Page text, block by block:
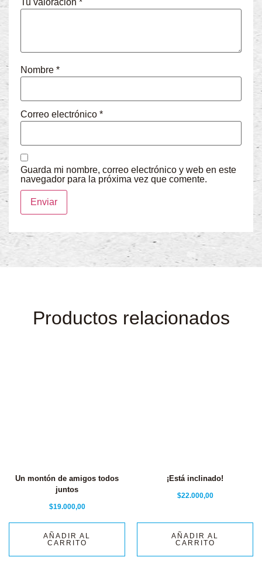
Nombre *
Correo electrónico *
Guarda mi nombre, correo electrónico y web en este
navegador para la próxima vez que comente.
Productos relacionados
Un montón de amigos todos
juntos
$19.000,00
AÑADIR AL
CARRITO
¡Está inclinado!
$22.000,00
AÑADIR AL
CARRITO